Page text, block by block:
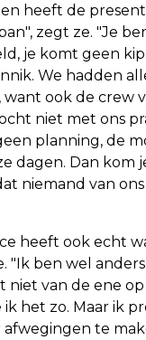
heeft de
zegt ze. "Je
je komt geen
We hadden
want ook de crew
niet met ons
planning, de
dagen. Dan kom
niemand van
heeft ook echt
"Ik ben wel
niet van de ene
ik het zo. Maar ik
afwegingen te